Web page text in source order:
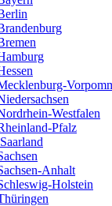
Westfalen
Pfalz
Anhalt
Holstein